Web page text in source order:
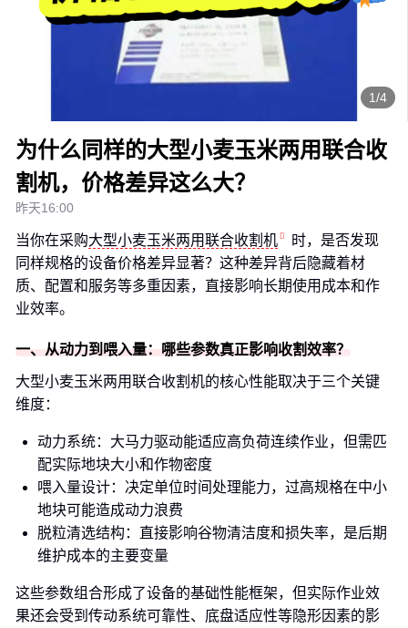
1/4
为什么同样的大型小麦玉米两用联合收
割机，价格差异这么大？
昨天16:00
当你在采购大型小麦玉米两用联合收割机
时，是否发现
同样规格的设备价格差异显著？这种差异背后隐藏着材
质、配置和服务等多重因素，直接影响长期使用成本和作
业效率。
一、从动力到喂入量：哪些参数真正影响收割效率？
大型小麦玉米两用联合收割机的核心性能取决于三个关键
维度：
动力系统：大马力驱动能适应高负荷连续作业，但需匹
配实际地块大小和作物密度
喂入量设计：决定单位时间处理能力，过高规格在中小
地块可能造成动力浪费
脱粒清选结构：直接影响谷物清洁度和损失率，是后期
维护成本的主要变量
这些参数组合形成了设备的基础性能框架，但实际作业效
果还会受到传动系统可靠性、底盘适应性等隐形因素的影